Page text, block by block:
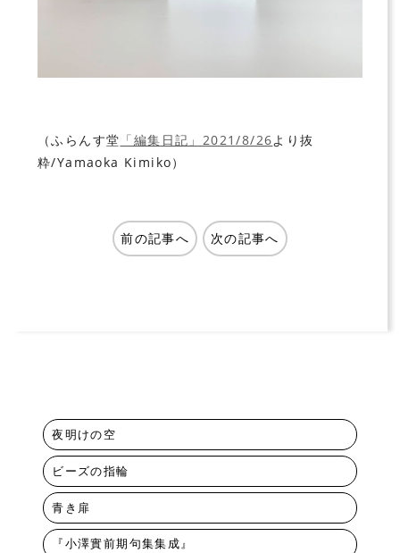
（ふらんす堂 「編集日記」2021/8/26より抜
粋/Yamaoka Kimiko）
前の記事へ 次の記事へ
夜明けの空
ビーズの指輪
青き扉
『小澤實前期句集集成』